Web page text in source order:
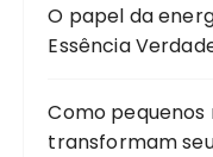
O papel da
Essência
Como pequenos
transformam